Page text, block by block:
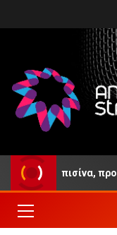
πισίνα,